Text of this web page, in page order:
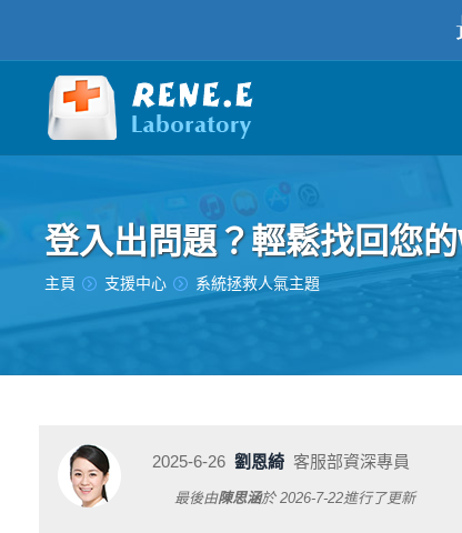
登入出問題？輕鬆找回您
您在此处：
主頁 支援中心 系統拯救人氣主題
2025-6-26 劉恩綺 客服部資深專員
最後由陳思涵於2026-7-22進行了更新